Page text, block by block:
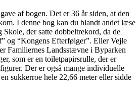
af bogen. Det er 36 år siden, at den
I denne bog kan du blandt andet læse
der satte dobbeltrekord, da de
og “Kongens Efterfølger”. Eller Vejle
Familiernes Landsstævne i Byparken
som er en toiletpapirsrulle, der er
Der er også mange individuelle
sukkerroe hele 22,66 meter eller sidde